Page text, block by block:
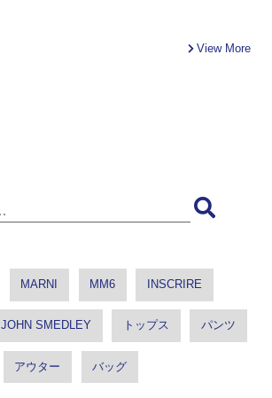
View More
MARNI MM6 INSCRIRE
JOHN SMEDLEY トップス パンツ
アウター バッグ